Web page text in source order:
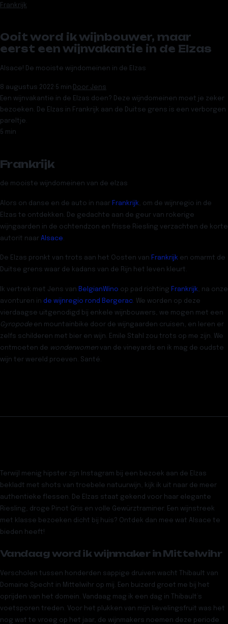
Frankrijk
Ooit word ik wijnbouwer, maar
eerst een wijnvakantie in de Elzas
Alsace! De mooiste wijndomeinen in de Elzas
8 augustus 2022·5 min·Door Jens
Een wijnvakantie in de Elzas doen? Deze wijndomeinen moet je zeker
bezoeken. De Elzas in Frankrijk aan de Duitse grens is een verborgen
pareltje.
5 min
Frankrijk
de mooiste wijndomeinen van de elzas
Alors on danse en de auto in naar Frankrijk, om de wijnregio in de
Elzas te ontdekken. De gedachte aan de geur van rokerige
wijngaarden in de ochtendzon en frisse Riesling verzachten de korte
autorit naar Alsace.
De Elzas pronkt van trots aan het Oosten van Frankrijk en omarmt de
Duitse grens waar de kadans van de Rijn het leven kleurt.
Ik vertrek met Jens van BelgianWino op pad richting Frankrijk, na onze
avonturen in de wijnregio rond Bergerac. We worden op deze
vierdaagse uitgenodigd bij enkele wijnbouwers, we mogen met een
Gyropodeen mountainbike door de wijngaarden cruisen, en leren er
zelfs schilderen met bier en wijn. Emile Stahl zou trots op me zijn. We
ontmoeten de wonderwomen van de vineyards en ik mag de oudste
wijn ter wereld proeven. Santé.
Terwijl menig hipster zijn Instagram bij een bezoek aan de Elzas
bekladt met shots van troebele natuurwijn, kijk ik uit naar de meer
authentieke flessen. De Elzas staat gekend voor haar elegante
Riesling, droge Pinot Gris en volle Gewürztraminer. Een wijnstreek
met klasse bezoeken dicht bij huis? Ontdek dan mee wat Alsace te
bieden heeft!
Vandaag word ik wijnmaker in Mittelwihr
Verscholen tussen honderden sappige druiven wacht Thibault van
Domaine Specht in Mittelwihr op mij. Een buizerd groet me bij het
oprijden van het domein. Vandaag mag ik een dag in Thibault’s
voetsporen treden. Voor het plukken van mijn lievelingsfruit was het
nog wat te vroeg op het jaar, de wijnmakers noemen deze periode